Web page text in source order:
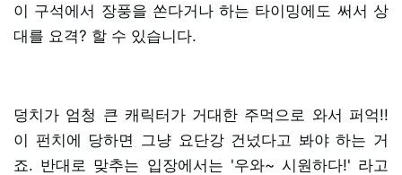
이 구석에서 장풍을 쏜다거나 하는 타이밍에도 써서 상
대를 요격? 할 수 있습니다.
덩치가 엄청 큰 캐릭터가 거대한 주먹으로 와서 퍼억!!
이 펀치에 당하면 그냥 요단강 건넜다고 봐야 하는 거
죠. 반대로 맞추는 입장에서는 '우와~ 시원하다!' 라고